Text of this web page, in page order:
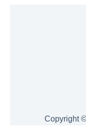
Copyright